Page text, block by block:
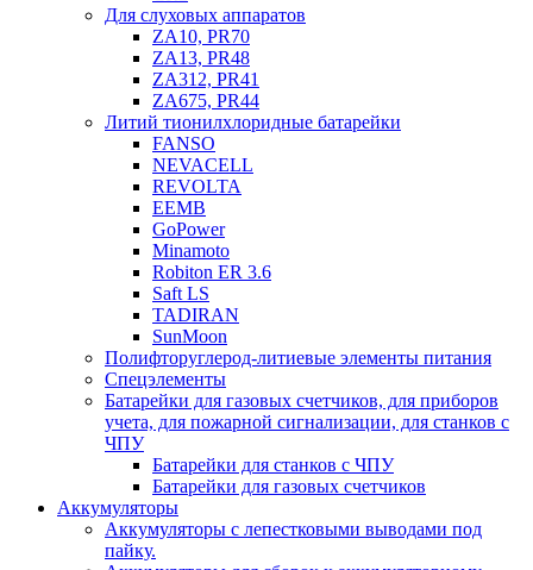
Для слуховых аппаратов
ZA10, PR70
ZA13, PR48
ZA312, PR41
ZA675, PR44
Литий тионилхлоридные батарейки
FANSO
NEVACELL
REVOLTA
EEMB
GoPower
Minamoto
Robiton ER 3.6
Saft LS
TADIRAN
SunMoon
Полифторуглерод-литиевые элементы питания
Спецэлементы
Батарейки для газовых счетчиков, для приборов
учета, для пожарной сигнализации, для станков с
ЧПУ
Батарейки для станков с ЧПУ
Батарейки для газовых счетчиков
Аккумуляторы
Аккумуляторы с лепестковыми выводами под
пайку.